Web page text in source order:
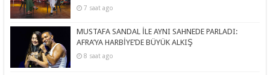
7 saat ago
MUSTAFA SANDAL İLE AYNI SAHNEDE PARLADI:
AFRA’YA HARBİYE’DE BÜYÜK ALKIŞ
8 saat ago